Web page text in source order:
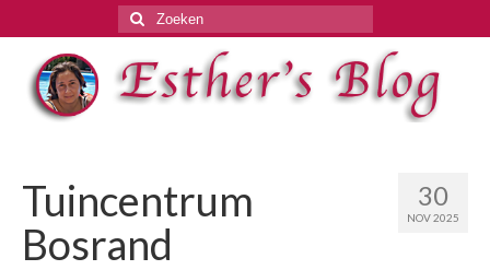
Zoeken
naar:
30
NOV 2025
Tuincentrum
Bosrand